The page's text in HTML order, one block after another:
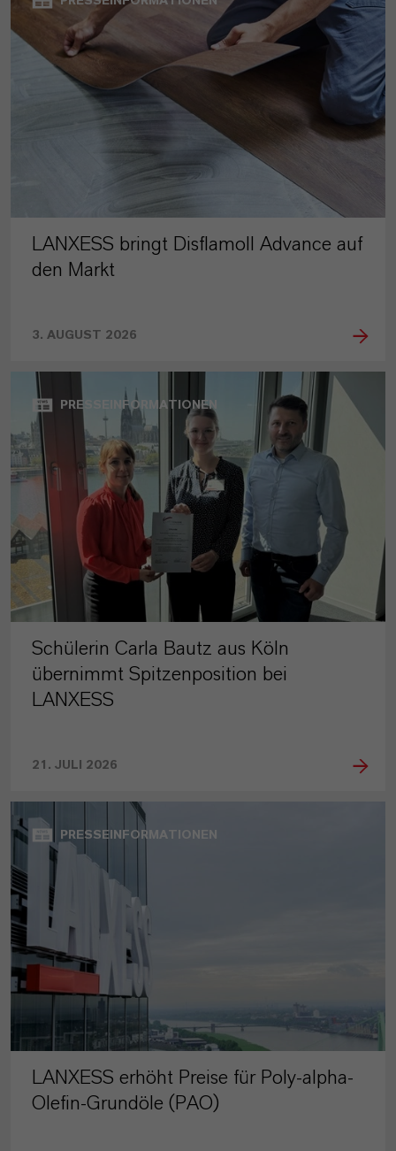
LANXESS bringt Disflamoll Advance auf
den Markt
3. AUGUST 2026
PRESSEINFORMATIONEN
Schülerin Carla Bautz aus Köln
übernimmt Spitzenposition bei
LANXESS
21. JULI 2026
PRESSEINFORMATIONEN
LANXESS erhöht Preise für Poly-alpha-
Olefin-Grundöle (PAO)